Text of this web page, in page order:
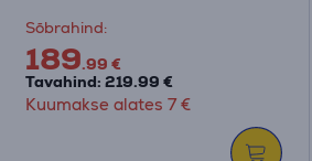
Sõbrahind:
189.99 €
Tavahind: 219.99 €
Kuumakse alates 7 €